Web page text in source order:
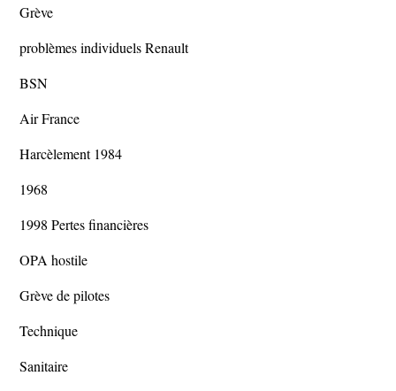
Grève
problèmes individuels Renault
BSN
Air France
Harcèlement 1984
1968
1998 Pertes financières
OPA hostile
Grève de pilotes
Technique
Sanitaire